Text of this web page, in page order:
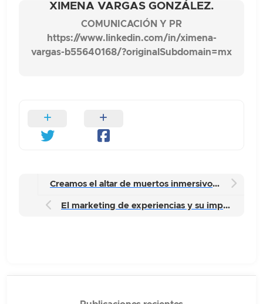
XIMENA VARGAS GONZÁLEZ.
COMUNICACIÓN Y PR
https://www.linkedin.com/in/ximena-
vargas-b55640168/?originalSubdomain=mx
Creamos el altar de muertos inmersivo más grande de la Ciudad de México
El marketing de experiencias y su importancia hoy en día